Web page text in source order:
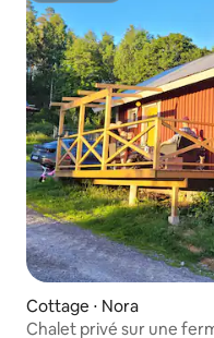
Cottage ⋅ Nora
Chalet privé sur une